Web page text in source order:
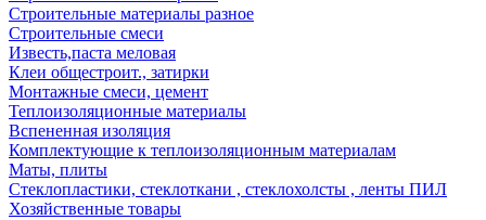
Строительные материалы разное
Строительные смеси
Известь,паста меловая
Клеи общестроит., затирки
Монтажные смеси, цемент
Теплоизоляционные материалы
Вспененная изоляция
Комплектующие к теплоизоляционным материалам
Маты, плиты
Стеклопластики, стеклоткани , стеклохолсты , ленты ПИЛ
Хозяйственные товары